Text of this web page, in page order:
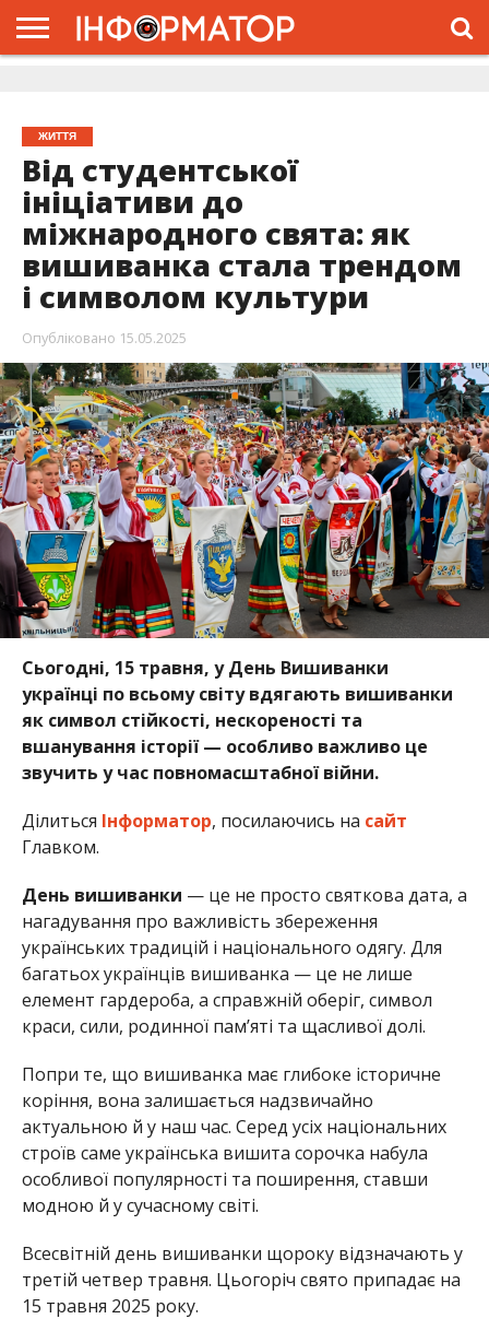
ЖИТТЯ
Від студентської
ініціативи до
міжнародного свята: як
вишиванка стала трендом
і символом культури
Опубліковано 15.05.2025
Сьогодні, 15 травня, у День Вишиванки
українці по всьому світу вдягають вишиванки
як символ стійкості, нескореності та
вшанування історії — особливо важливо це
звучить у час повномасштабної війни.
Ділиться Інформатор, посилаючись на сайт
Главком.
День вишиванки — це не просто святкова дата, а
нагадування про важливість збереження
українських традицій і національного одягу. Для
багатьох українців вишиванка — це не лише
елемент гардероба, а справжній оберіг, символ
краси, сили, родинної пам’яті та щасливої долі.
Попри те, що вишиванка має глибоке історичне
коріння, вона залишається надзвичайно
актуальною й у наш час. Серед усіх національних
строїв саме українська вишита сорочка набула
особливої популярності та поширення, ставши
модною й у сучасному світі.
Всесвітній день вишиванки щороку відзначають у
третій четвер травня. Цьогоріч свято припадає на
15 травня 2025 року.